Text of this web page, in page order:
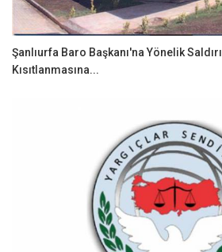
Şanlıurfa Baro Başkanı'na Yönelik
Kısıtlanmasına...